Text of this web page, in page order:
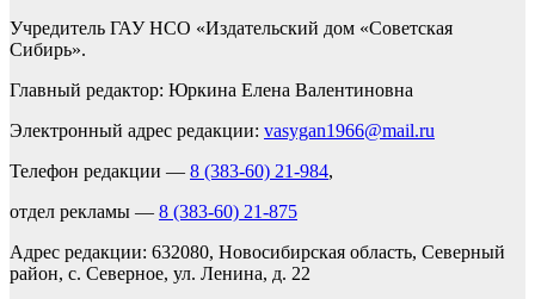
Учредитель ГАУ НСО «Издательский дом «Советская
Сибирь».
Главный редактор: Юркина Елена Валентиновна
Электронный адрес редакции: vasygan1966@mail.ru
Телефон редакции — 8 (383-60) 21-984,
отдел рекламы — 8 (383-60) 21-875
Адрес редакции: 632080, Новосибирская область, Северный
район, с. Северное, ул. Ленина, д. 22